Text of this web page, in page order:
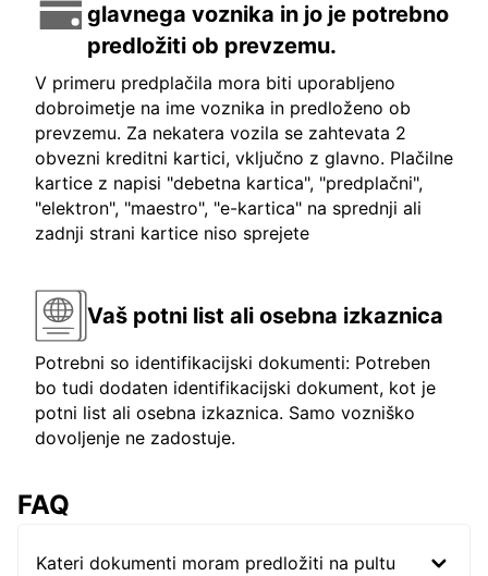
glavnega voznika in jo je potrebno
predložiti ob prevzemu.
V primeru predplačila mora biti uporabljeno
dobroimetje na ime voznika in predloženo ob
prevzemu. Za nekatera vozila se zahtevata 2
obvezni kreditni kartici, vključno z glavno. Plačilne
kartice z napisi "debetna kartica", "predplačni",
"elektron", "maestro", "e-kartica" na sprednji ali
zadnji strani kartice niso sprejete
Vaš potni list ali osebna izkaznica
Potrebni so identifikacijski dokumenti: Potreben
bo tudi dodaten identifikacijski dokument, kot je
potni list ali osebna izkaznica. Samo vozniško
dovoljenje ne zadostuje.
FAQ
Kateri dokumenti moram predložiti na pultu